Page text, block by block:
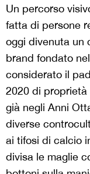
Un percorso
fatta di persone
oggi divenuta un
brand fondato
considerato il
2020 di
già negli Anni
diverse
ai tifosi di calcio
divisa le maglie